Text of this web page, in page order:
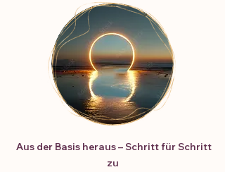
Aus der Basis heraus – Schritt für Schritt
zu